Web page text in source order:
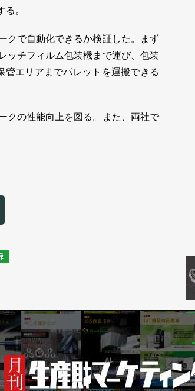
。
クで自動化できるか検証した。まず
ッチフィルム包装機まで運び、包装
エリアまでパレットを運搬できる
クの性能向上を図る。また、両社で